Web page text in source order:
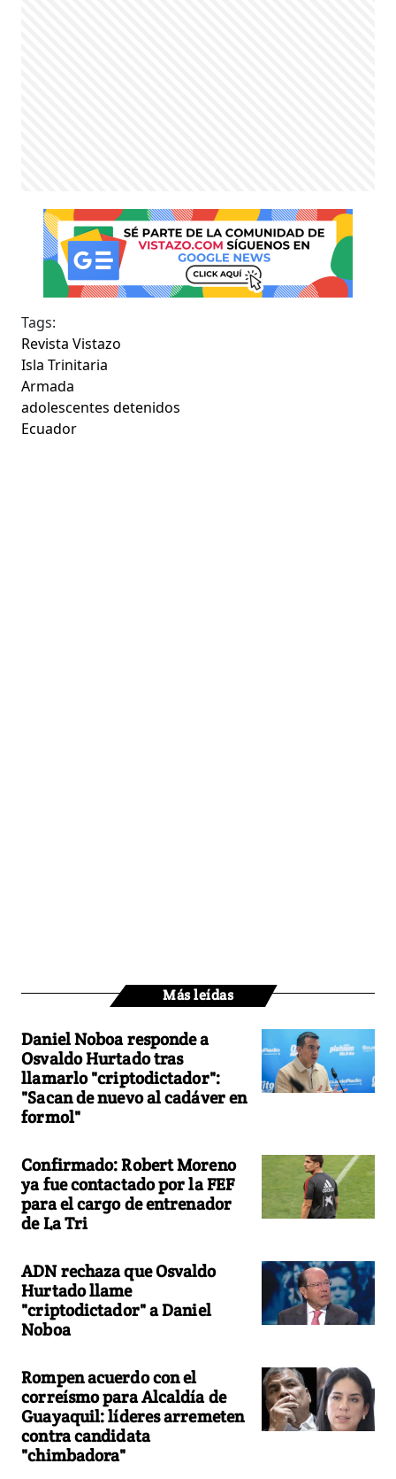
Tags:
Revista Vistazo
Isla Trinitaria
Armada
adolescentes detenidos
Ecuador
Más leídas
Daniel Noboa responde a
Osvaldo Hurtado tras
llamarlo "criptodictador":
"Sacan de nuevo al cadáver en
formol"
Confirmado: Robert Moreno
ya fue contactado por la FEF
para el cargo de entrenador
de La Tri
ADN rechaza que Osvaldo
Hurtado llame
"criptodictador" a Daniel
Noboa
Rompen acuerdo con el
correísmo para Alcaldía de
Guayaquil: líderes arremeten
contra candidata
"chimbadora"